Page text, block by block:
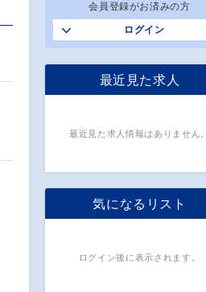
会員登録がお済みの方
ログイン
最近見た求人
最近見た求人情報はありません。
気になるリスト
ログイン後に表示されます。